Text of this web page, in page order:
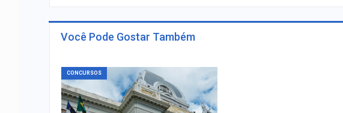
Você Pode Gostar Também
CONCURSOS